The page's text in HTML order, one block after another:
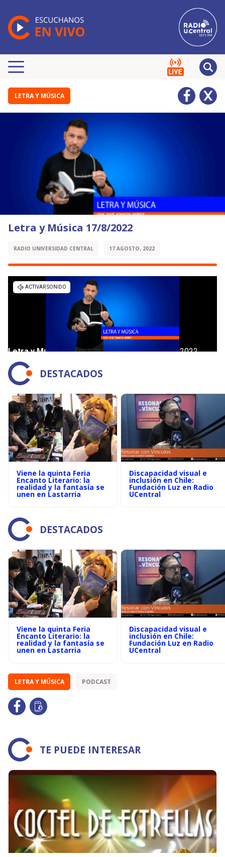
LETRA Y MÚSICA
Letra y Música 17/8/2022
RADIO UNIVERSIDAD CENTRAL 17 AGOSTO, 2022
DESTACADOS
Viene la quinta Feria
Encanto Literario: la
realidad y la fantasía se
unen en Lastarria
Discapacidad visual e
inclusión en Chile:
Fundación Luz en Radio
UCentral
DESTACADOS
Viene la quinta Feria
Encanto Literario: la
realidad y la fantasía se
unen en Lastarria
Discapacidad visual e
inclusión en Chile:
Fundación Luz en Radio
UCentral
LETRA Y MÚSICA PODCAST
TE PUEDE INTERESAR